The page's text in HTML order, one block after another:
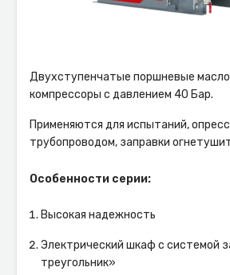
Двухступенчатые поршневые
компрессоры с давлением 40 Бар.
Применяются для испытаний,
трубопроводом, заправки
Особенности серии:
Высокая надежность
Электрический шкаф с системой
треугольник»